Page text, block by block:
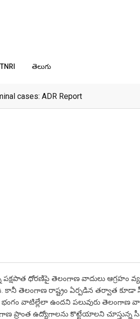
TNRI తెలుగు
cases: ADR Report
పక్షపాత ధోరణిపై తెలంగాణ వాదులు ఆగ్రహం
తెలంగాణ రాష్ట్రం ఏర్పడిన తర్వాత కూడా
భంగం వాటిల్లేలా ఉందని పలువురు తెలంగాణ
ఉద్యోగాలను కొట్టేయాలని చూస్తున్న